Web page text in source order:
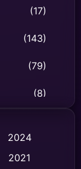
(17)
(143)
(79)
(8)
2024
2021